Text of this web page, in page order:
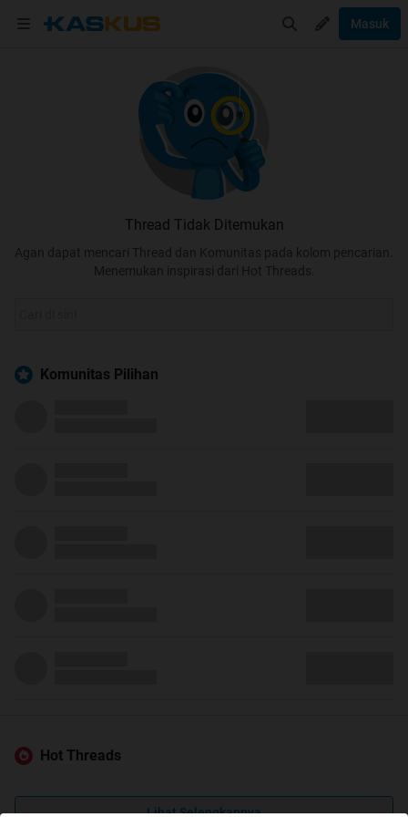
Masuk
Thread Tidak Ditemukan
Agan dapat mencari Thread dan Komunitas pada kolom pencarian.
Menemukan inspirasi dari Hot Threads.
Komunitas Pilihan
Hot Threads
Lihat Selengkapnya